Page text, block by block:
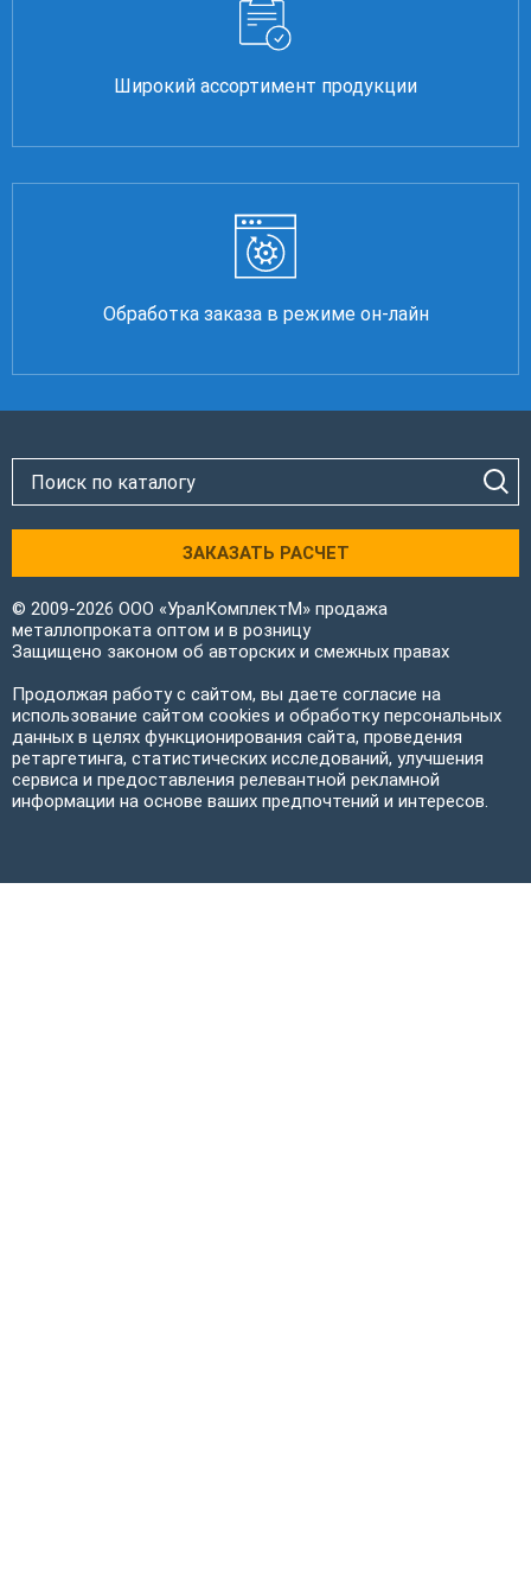
Широкий ассортимент продукции
Обработка заказа в режиме он-лайн
ЗАКАЗАТЬ РАСЧЕТ
© 2009-2026 ООО «УралКомплектМ» продажа
металлопроката оптом и в розницу
Защищено законом об авторских и смежных правах
Продолжая работу с сайтом, вы даете согласие на
использование сайтом cookies и обработку персональных
данных в целях функционирования сайта, проведения
ретаргетинга, статистических исследований, улучшения
сервиса и предоставления релевантной рекламной
информации на основе ваших предпочтений и интересов.